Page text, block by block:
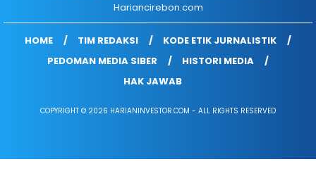
Hariancirebon.com
HOME TIM REDAKSI
KODE ETIK JURNALISTIK
PEDOMAN MEDIA SIBER
HISTORI MEDIA
HAK JAWAB
COPYRIGHT © 2026 HARIANINVESTOR.COM - ALL RIGHTS RESERVED